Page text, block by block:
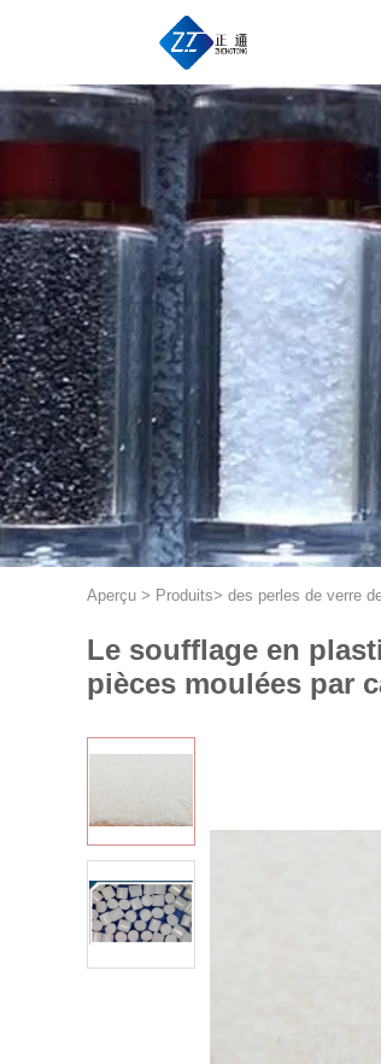
Aperçu > Produits> des perles de verre
Le soufflage en
pièces moulées par